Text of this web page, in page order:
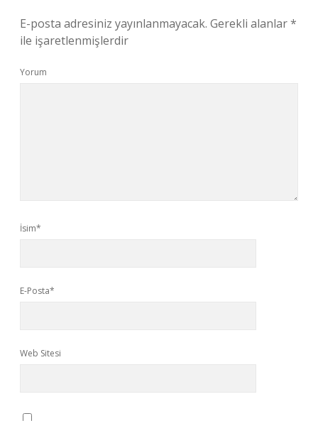
E-posta adresiniz yayınlanmayacak. Gerekli alanlar*
ile işaretlenmişlerdir
Yorum
İsim*
E-Posta*
Web Sitesi